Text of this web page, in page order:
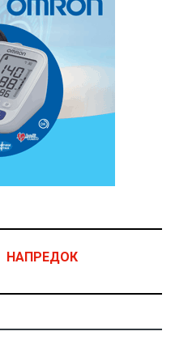
НАПРЕДОК